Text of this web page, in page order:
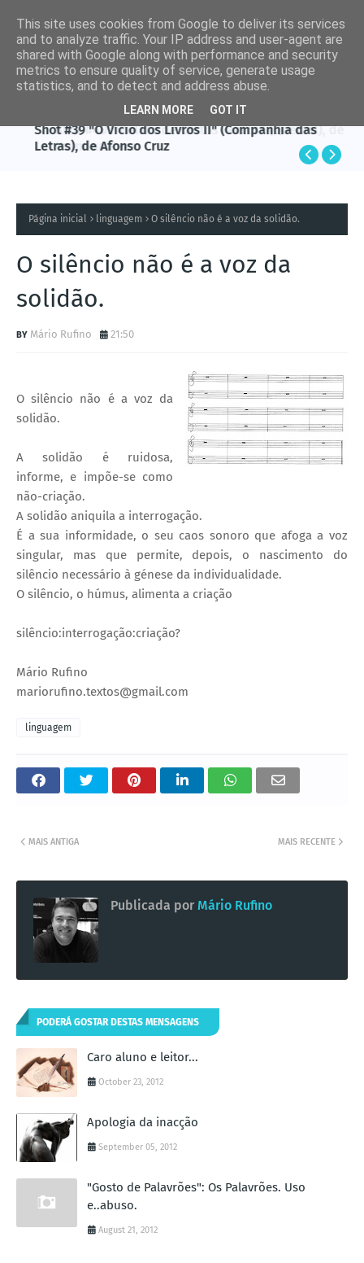
Shot #39 "O Vício dos Livros II" (Companhia das
Letras), de Afonso Cruz
Página inicial linguagem O silêncio não é a voz da solidão.
O silêncio não é a voz da
solidão.
Mário Rufino 21:50
O silêncio não é a voz da
solidão.
A solidão é ruidosa,
informe, e impõe-se como
não-criação.
A solidão aniquila a interrogação.
É a sua informidade, o seu caos sonoro que afoga a voz
singular, mas que permite, depois, o nascimento do
silêncio necessário à génese da individualidade.
O silêncio, o húmus, alimenta a criação
silêncio:interrogação:criação?
Mário Rufino
mariorufino.textos@gmail.com
linguagem
MAIS RECENTE
MAIS ANTIGA
Publicada por Mário Rufino
PODERÁ GOSTAR DESTAS MENSAGENS
Caro aluno e leitor...
October 23, 2012
Apologia da inacção
September 05, 2012
"Gosto de Palavrões": Os Palavrões. Uso
e..abuso.
August 21, 2012
This site uses cookies from Google to deliver its services
and to analyze traffic. Your IP address and user-agent are
shared with Google along with performance and security
metrics to ensure quality of service, generate usage
statistics, and to detect and address abuse.
LEARN MORE GOT IT